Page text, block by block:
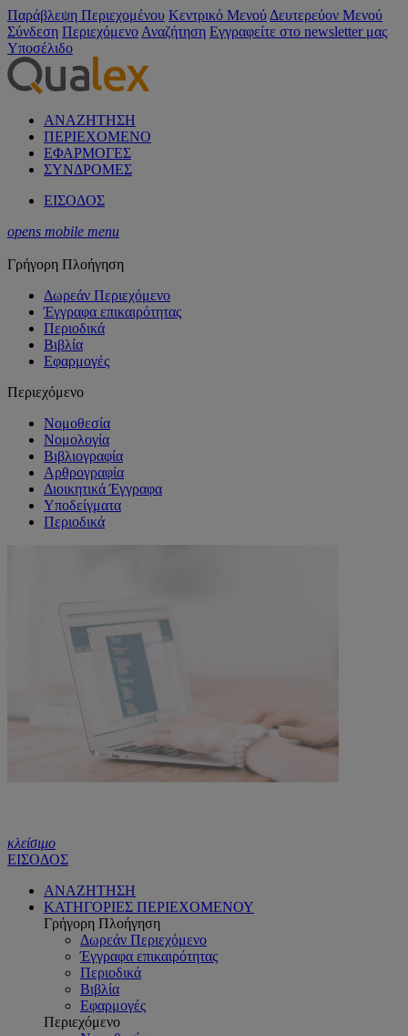
Παράβλεψη Περιεχομένου Κεντρικό Μενού Δευτερεύον Μενού
Σύνδεση Περιεχόμενο Αναζήτηση Εγγραφείτε στο newsletter μας
Υποσέλιδο
ΑΝΑΖΗΤΗΣΗ
ΠΕΡΙΕΧΟΜΕΝΟ
ΕΦΑΡΜΟΓΕΣ
ΣΥΝΔΡΟΜΕΣ
ΕΙΣΟΔΟΣ
opens mobile menu
Γρήγορη Πλοήγηση
Δωρεάν Περιεχόμενο
Έγγραφα επικαιρότητας
Περιοδικά
Βιβλία
Εφαρμογές
Περιεχόμενο
Νομοθεσία
Νομολογία
Βιβλιογραφία
Αρθρογραφία
Διοικητικά Έγγραφα
Υποδείγματα
Περιοδικά
κλείσιμο
ΕΙΣΟΔΟΣ
ΑΝΑΖΗΤΗΣΗ
ΚΑΤΗΓΟΡΙΕΣ ΠΕΡΙΕΧΟΜΕΝΟΥ
Γρήγορη Πλοήγηση
Δωρεάν Περιεχόμενο
Έγγραφα επικαιρότητας
Περιοδικά
Βιβλία
Εφαρμογές
Περιεχόμενο